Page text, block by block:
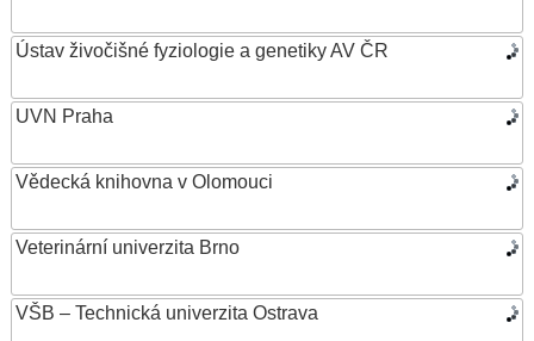
Ústav živočišné fyziologie a genetiky AV ČR
UVN Praha
Vědecká knihovna v Olomouci
Veterinární univerzita Brno
VŠB – Technická univerzita Ostrava